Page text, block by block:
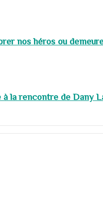
nos héros ou
à la rencontre de Dany